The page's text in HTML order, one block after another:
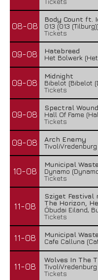
08-08
Body Count ft.
013 (013 (Tilburg))
Tickets
09-08
Hatebreed
Het Bolwerk
09-08
Midnight
Bibelot (Bibelot
Tickets
09-08
Spectral Wound
Hall Of Fame
Tickets
09-08
Arch Enemy
10-08
Municipal
Dynamo
Tickets
11-08
Sziget Festival
The Horizon,
Óbudai Eiland,
Tickets
11-08
Municipal
Cafe Calluna
11-08
Wolves In The
Tickets